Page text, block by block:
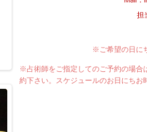
担
※ご希望の日に
※占術師をご指定してのご予約の場合
約下さい。スケジュールのお日にち